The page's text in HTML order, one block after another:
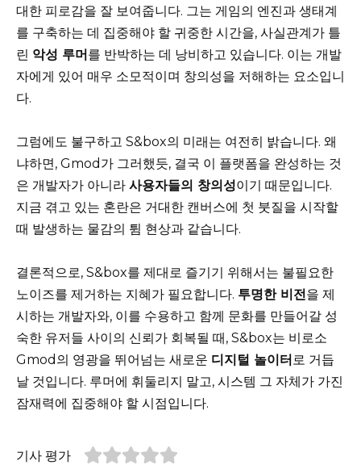
대한 피로감을 잘 보여줍니다. 그는 게임의 엔진과 생태계
를 구축하는 데 집중해야 할 귀중한 시간을, 사실관계가 틀
린 악성 루머를 반박하는 데 낭비하고 있습니다. 이는 개발
자에게 있어 매우 소모적이며 창의성을 저해하는 요소입니
다.
그럼에도 불구하고 S&box의 미래는 여전히 밝습니다. 왜
냐하면, Gmod가 그러했듯, 결국 이 플랫폼을 완성하는 것
은 개발자가 아니라 사용자들의 창의성이기 때문입니다.
지금 겪고 있는 혼란은 거대한 캔버스에 첫 붓질을 시작할
때 발생하는 물감의 튐 현상과 같습니다.
결론적으로, S&box를 제대로 즐기기 위해서는 불필요한
노이즈를 제거하는 지혜가 필요합니다. 투명한 비전을 제
시하는 개발자와, 이를 수용하고 함께 문화를 만들어갈 성
숙한 유저들 사이의 신뢰가 회복될 때, S&box는 비로소
Gmod의 영광을 뛰어넘는 새로운 디지털 놀이터 로 거듭
날 것입니다. 루머에 휘둘리지 말고, 시스템 그 자체가 가진
잠재력에 집중해야 할 시점입니다.
기사 평가